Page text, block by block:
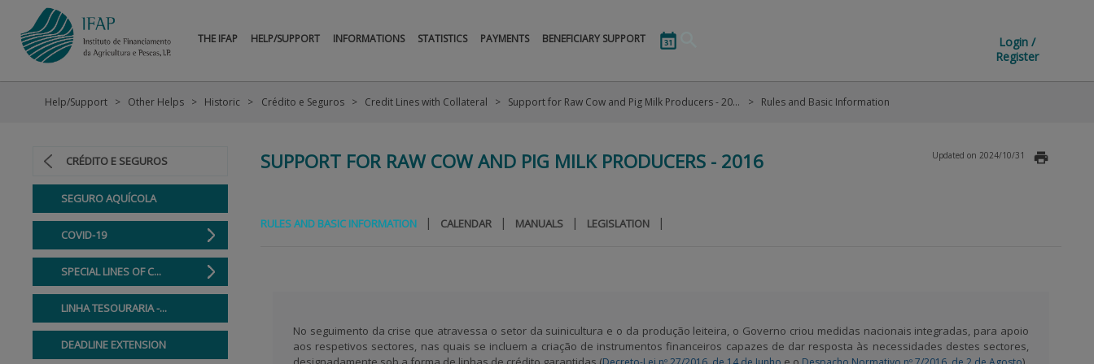
THE IFAP HELP/SUPPORT INFORMATIONS STATISTICS PAYMENTS BENEFICIARY SUPPORT
Login /
Register
CRÉDITO E SEGUROS
SEGURO AQUÍCOLA
COVID-19
SPECIAL LINES OF C...
LINHA TESOURARIA -...
DEADLINE EXTENSION
Help/Support Other Helps Historic Crédito e Seguros Credit Lines with Collateral Support for Raw Cow and Pig Milk Producers - 2016 Rules and Basic Information
SUPPORT FOR RAW COW AND PIG MILK PRODUCERS - 2016
RULES AND BASIC INFORMATION | CALENDAR | MANUALS | LEGISLATION |
Updated on 2024/10/31
No seguimento da crise que atravessa o setor da suinicultura e o da produção leiteira, o Governo criou medidas nacionais integradas, para apoio
aos respetivos sectores, nas quais se incluem a criação de instrumentos financeiros capazes de dar resposta às necessidades destes sectores,